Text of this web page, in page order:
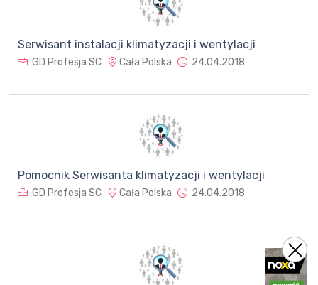
Serwisant instalacji klimatyzacji i wentylacji
GD Profesja SC Cała Polska 24.04.2018
Pomocnik Serwisanta klimatyzacji i wentylacji
GD Profesja SC Cała Polska 24.04.2018